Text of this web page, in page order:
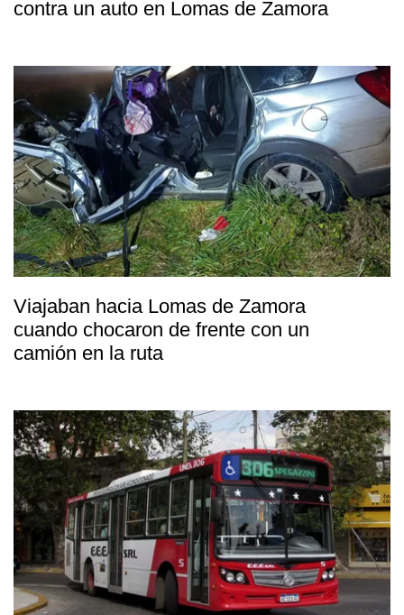
contra un auto en Lomas de Zamora
Viajaban hacia Lomas de Zamora
cuando chocaron de frente con un
camión en la ruta